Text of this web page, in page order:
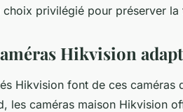
privilégié pour préserver
Hikvision
Hikvision font de ces caméras
les caméras maison Hikvision